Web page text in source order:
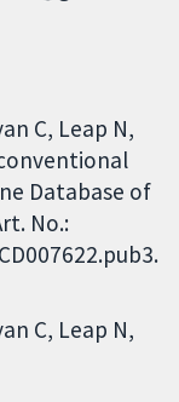
C, Leap N,
Database of
No.:
C Leap N